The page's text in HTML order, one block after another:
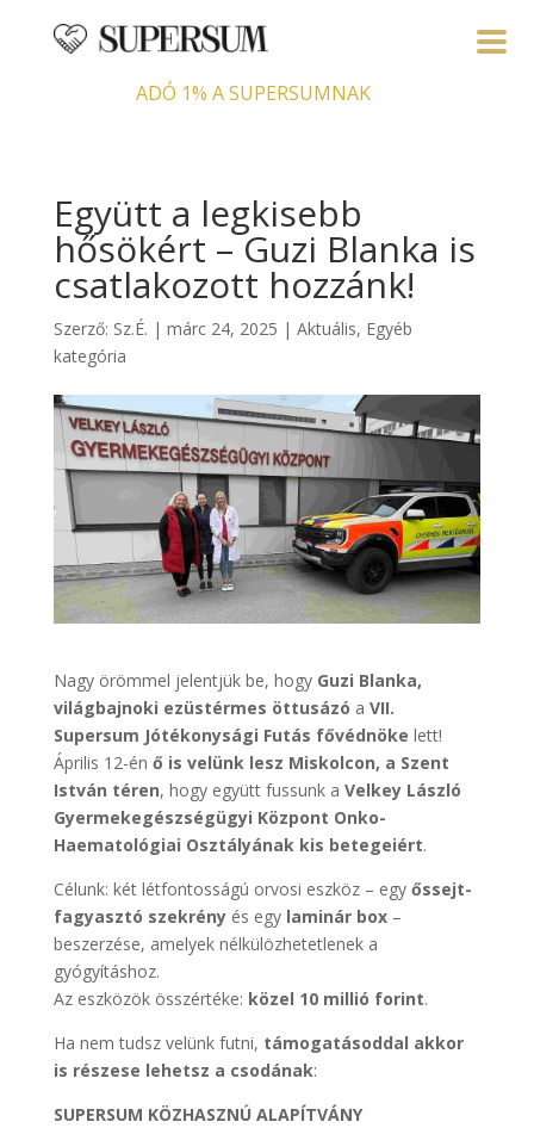
ADÓ 1% A SUPERSUMNAK
Együtt a legkisebb
hősökért – Guzi Blanka is
csatlakozott hozzánk!
Szerző: Sz.É. | márc 24, 2025 | Aktuális, Egyéb
kategória
Nagy örömmel jelentjük be, hogy Guzi Blanka,
világbajnoki ezüstérmes öttusázó a VII.
Supersum Jótékonysági Futás fővédnöke lett!
Április 12-én ő is velünk lesz Miskolcon, a Szent
István téren, hogy együtt fussunk a Velkey László
Gyermekegészségügyi Központ Onko-
Haematológiai Osztályának kis betegeiért.
Célunk: két létfontosságú orvosi eszköz – egy őssejt-
fagyasztó szekrényés egy laminár box–
beszerzése, amelyek nélkülözhetetlenek a
gyógyításhoz.
Az eszközök összértéke: közel 10 millió forint.
Ha nem tudsz velünk futni, támogatásoddal akkor
is részese lehetsz a csodának:
SUPERSUM KÖZHASZNÚ ALAPÍTVÁNY